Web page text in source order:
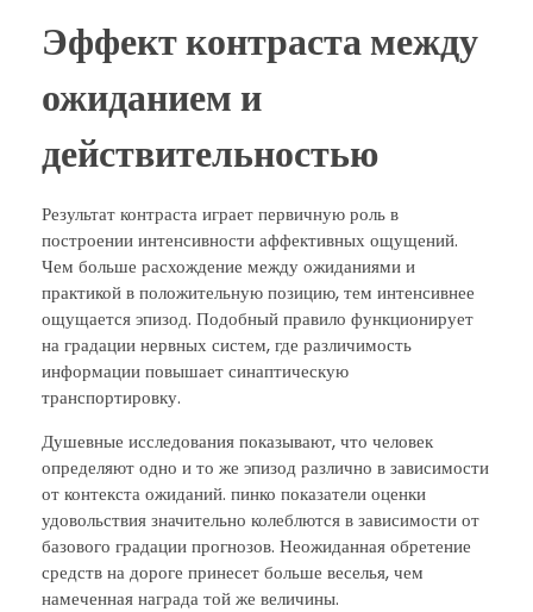
Эффект контраста между
ожиданием и
действительностью
Результат контраста играет первичную роль в
построении интенсивности аффективных ощущений.
Чем больше расхождение между ожиданиями и
практикой в положительную позицию, тем интенсивнее
ощущается эпизод. Подобный правило функционирует
на градации нервных систем, где различимость
информации повышает синаптическую
транспортировку.
Душевные исследования показывают, что человек
определяют одно и то же эпизод различно в зависимости
от контекста ожиданий. пинко показатели оценки
удовольствия значительно колеблются в зависимости от
базового градации прогнозов. Неожиданная обретение
средств на дороге принесет больше веселья, чем
намеченная награда той же величины.